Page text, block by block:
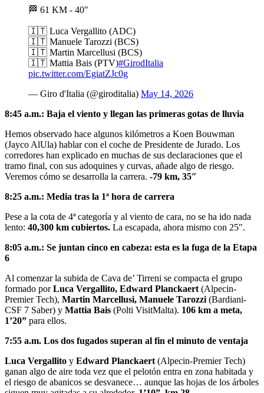
🏁 61 KM - 40"
🇮🇹 Luca Vergallito (ADC)
🇮🇹 Manuele Tarozzi (BCS)
🇮🇹 Martin Marcellusi (BCS)
🇮🇹 Mattia Bais (PTV)#GirodItalia
pic.twitter.com/EgiatZJc0g
— Giro d'Italia (@giroditalia) May 14, 2026
8:45 a.m.: Baja el viento y llegan las primeras gotas de lluvia
Hemos observado hace algunos kilómetros a Koen Bouwman
(Jayco AlUla) hablar con el coche de Presidente de Jurado. Los
corredores han explicado en muchas de sus declaraciones que el
tramo final, con sus adoquines y curvas, añade algo de riesgo.
Veremos cómo se desarrolla la carrera. -79 km, 35″
8:25 a.m.: Media tras la 1ª hora de carrera
Pese a la cota de 4ª categoría y al viento de cara, no se ha ido nada
lento: 40,300 km cubiertos. La escapada, ahora mismo con 25″.
8:05 a.m.: Se juntan cinco en cabeza: esta es la fuga de la Etapa
6
Al comenzar la subida de Cava de’ Tirreni se compacta el grupo
formado porLuca Vergallito, Edward Planckaert (Alpecin-
Premier Tech), Martin Marcellusi, Manuele Tarozzi (Bardiani-
CSF 7 Saber) y Mattia Bais (Polti VisitMalta). 106 km a meta,
1’20” para ellos.
7:55 a.m. Los dos fugados superan al fin el minuto de ventaja
Luca Vergallito y Edward Planckaert (Alpecin-Premier Tech)
ganan algo de aire toda vez que el pelotón entra en zona habitada y
el riesgo de abanicos se desvanece… aunque las hojas de los árboles